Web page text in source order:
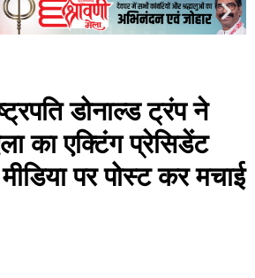
डोनाल्ड ट्रंप ने
का एक्टिंग प्रेसिडेंट
पर पोस्ट कर मचाई